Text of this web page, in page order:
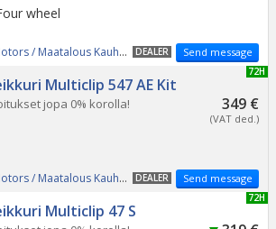
wheel
Send message
DEALER
/ Maatalous Kauhajoki
NEW 72H
Multiclip 547 AE Kit
349 €
(VAT ded.)
jopa 0% korolla!
Send message
DEALER
/ Maatalous Kauhajoki
NEW 72H
Multiclip 47 S